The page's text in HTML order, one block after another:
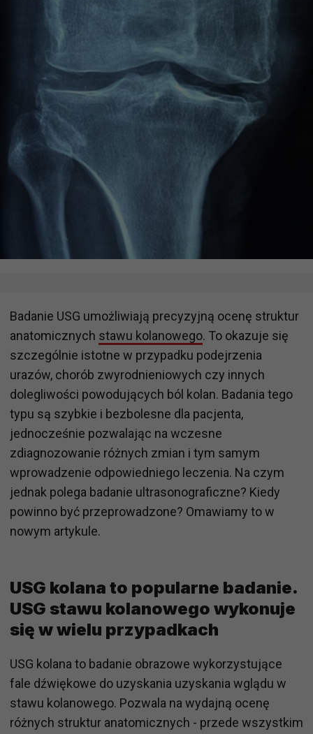
Badanie USG umożliwiają precyzyjną ocenę struktur
anatomicznych stawu kolanowego. To okazuje się
szczególnie istotne w przypadku podejrzenia
urazów, chorób zwyrodnieniowych czy innych
dolegliwości powodujących ból kolan. Badania tego
typu są szybkie i bezbolesne dla pacjenta,
jednocześnie pozwalając na wczesne
zdiagnozowanie różnych zmian i tym samym
wprowadzenie odpowiedniego leczenia. Na czym
jednak polega badanie ultrasonograficzne? Kiedy
powinno być przeprowadzone? Omawiamy to w
nowym artykule.
USG kolana to popularne badanie.
USG stawu kolanowego wykonuje
się w wielu przypadkach
USG kolana to badanie obrazowe wykorzystujące
fale dźwiękowe do uzyskania uzyskania wglądu w
stawu kolanowego. Pozwala na wydajną ocenę
różnych struktur anatomicznych - przede wszystkim